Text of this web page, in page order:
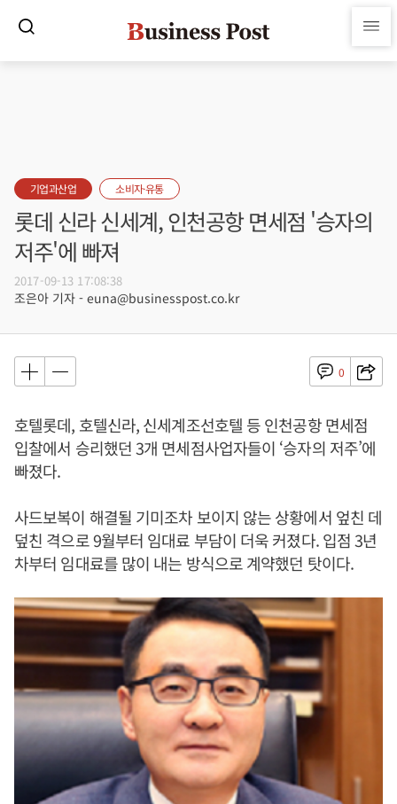
기업과산업 소비자·유통
롯데 신라 신세계, 인천공항 면세점 '승자의
저주'에 빠져
2017-09-13 17:08:38
조은아 기자 - euna@businesspost.co.kr
0
호텔롯데, 호텔신라, 신세계조선호텔 등 인천공항 면세점
입찰에서 승리했던 3개 면세점사업자들이 ‘승자의 저주’에
빠졌다.
사드보복이 해결될 기미조차 보이지 않는 상황에서 엎친 데
덮친 격으로 9월부터 임대료 부담이 더욱 커졌다. 입점 3년
차부터 임대료를 많이 내는 방식으로 계약했던 탓이다.